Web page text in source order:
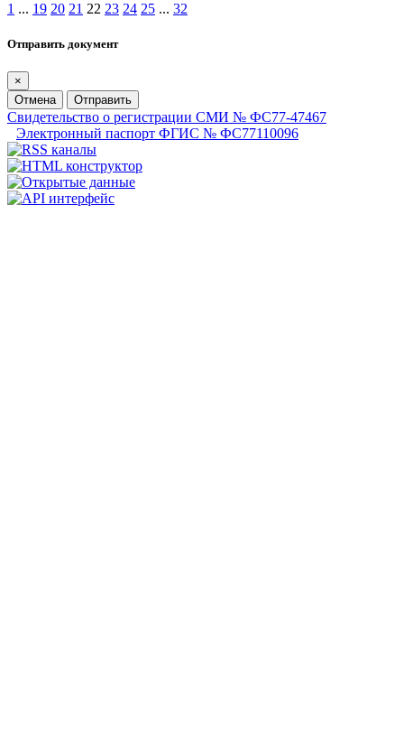
1 ... 19 20 21 22 23 24 25 ... 32
Отправить документ
×
Отмена
Отправить
Свидетельство о регистрации СМИ № ФС77-47467
Электронный паспорт ФГИС № ФС77110096